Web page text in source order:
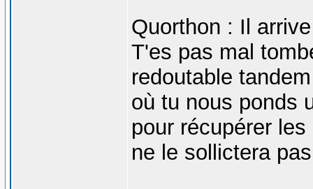
Quorthon : Il
T'es pas mal
redoutable
où tu nous ponds
pour récupérer
ne le sollictera